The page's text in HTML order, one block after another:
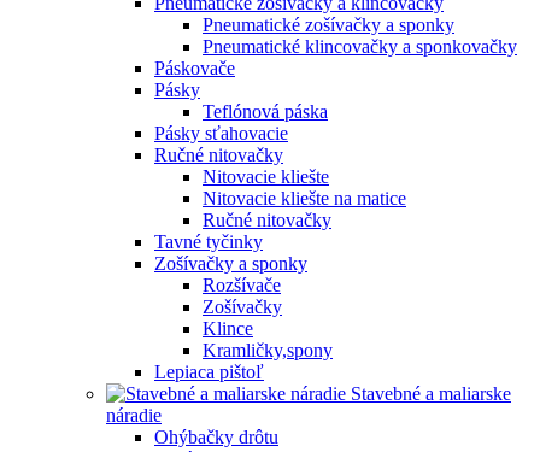
Pneumatické zošívačky a sponky
Pneumatické klincovačky a sponkovačky
Páskovače
Pásky
Teflónová páska
Pásky sťahovacie
Ručné nitovačky
Nitovacie kliešte
Nitovacie kliešte na matice
Ručné nitovačky
Tavné tyčinky
Zošívačky a sponky
Rozšívače
Zošívačky
Klince
Kramličky,spony
Lepiaca pištoľ
Stavebné a maliarske
náradie
Ohýbačky drôtu